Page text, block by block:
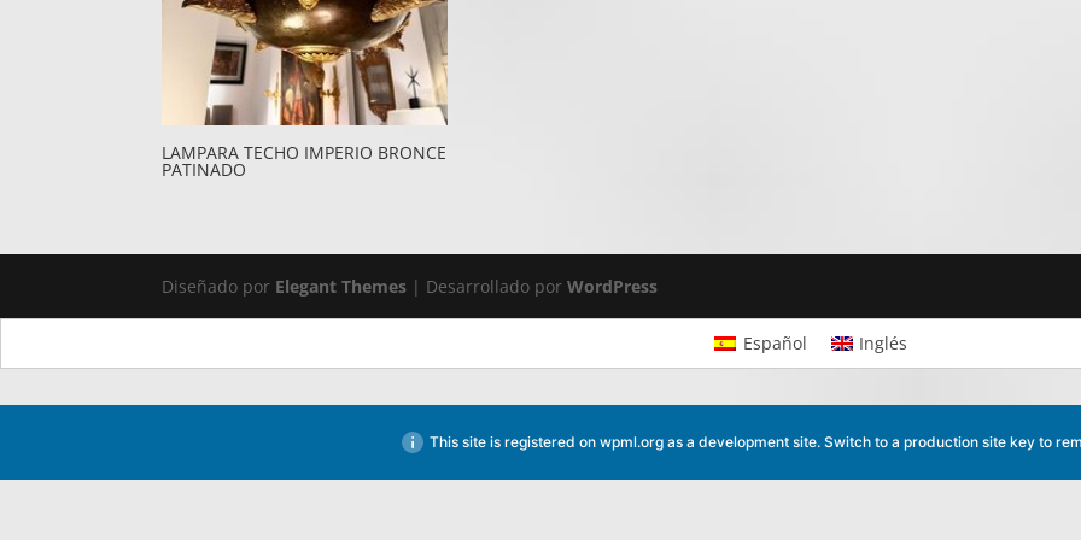
LAMPARA TECHO IMPERIO BRONCE
PATINADO
Diseñado por Elegant Themes | Desarrollado porWordPress
Español Inglés
This site is registered on wpml.org as a development site. Switch to a production site key to